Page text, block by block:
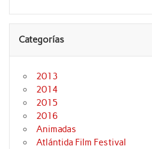
Categorías
2013
2014
2015
2016
Animadas
Atlántida Film Festival